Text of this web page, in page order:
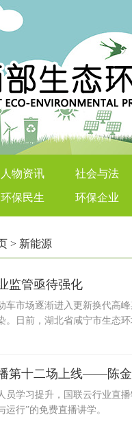
保在线
人物资讯 社会与法
环保民生 环保企业
> 新能源
监管亟待强化
市场逐渐进入更新换代高峰
。日前，湖北省咸宁市生态
第十二场上线——陈
员学习提升，国联云行业直
行”的免费直播讲学。